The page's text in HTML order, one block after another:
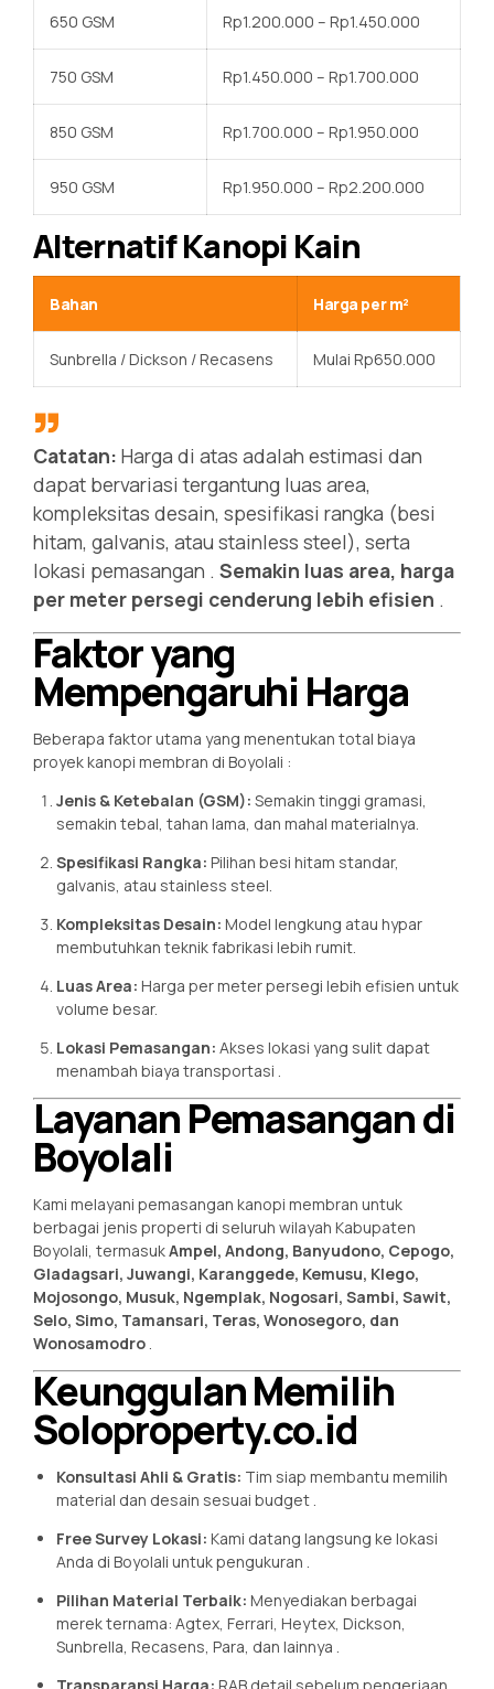
650 GSM Rp1.200.000 – Rp1.450.000
750 GSM Rp1.450.000 – Rp1.700.000
850 GSM Rp1.700.000 – Rp1.950.000
950 GSM Rp1.950.000 – Rp2.200.000
Alternatif Kanopi Kain
Bahan Harga per m²
Sunbrella / Dickson / Recasens Mulai Rp650.000
Catatan: Harga di atas adalah estimasi dan
dapat bervariasi tergantung luas area,
kompleksitas desain, spesifikasi rangka (besi
hitam, galvanis, atau stainless steel), serta
lokasi pemasangan . Semakin luas area, harga
per meter persegi cenderung lebih efisien .
Faktor yang
Mempengaruhi Harga
Beberapa faktor utama yang menentukan total biaya
proyek kanopi membran di Boyolali :
Jenis & Ketebalan (GSM): Semakin tinggi gramasi,
semakin tebal, tahan lama, dan mahal materialnya.
Spesifikasi Rangka: Pilihan besi hitam standar,
galvanis, atau stainless steel.
Kompleksitas Desain: Model lengkung atau hypar
membutuhkan teknik fabrikasi lebih rumit.
Luas Area: Harga per meter persegi lebih efisien untuk
volume besar.
Lokasi Pemasangan: Akses lokasi yang sulit dapat
menambah biaya transportasi .
Layanan Pemasangan di
Boyolali
Kami melayani pemasangan kanopi membran untuk
berbagai jenis properti di seluruh wilayah Kabupaten
Boyolali, termasukAmpel, Andong, Banyudono, Cepogo,
Gladagsari, Juwangi, Karanggede, Kemusu, Klego,
Mojosongo, Musuk, Ngemplak, Nogosari, Sambi, Sawit,
Selo, Simo, Tamansari, Teras, Wonosegoro, dan
Wonosamodro.
Keunggulan Memilih
Soloproperty.co.id
Konsultasi Ahli & Gratis: Tim siap membantu memilih
material dan desain sesuai budget.
Free Survey Lokasi: Kami datang langsung ke lokasi
Anda di Boyolali untuk pengukuran .
Pilihan Material Terbaik: Menyediakan berbagai
merek ternama: Agtex, Ferrari, Heytex, Dickson,
Sunbrella, Recasens, Para, dan lainnya .